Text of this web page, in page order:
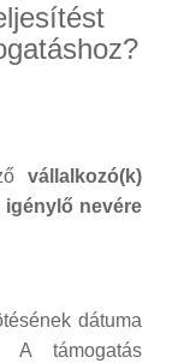
vállalkozó(k)
igénylő nevére
dátuma
A támogatás